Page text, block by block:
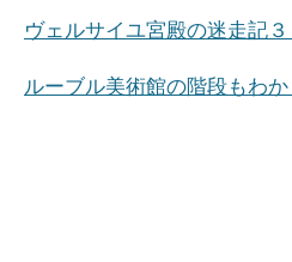
ヴェルサイユ宮殿の迷走記
ルーブル美術館の階段もわ